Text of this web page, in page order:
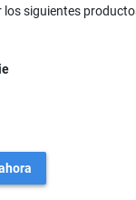
los siguientes